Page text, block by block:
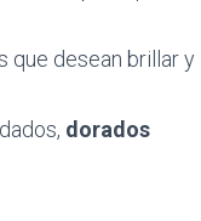
que desean brillar y
dorados